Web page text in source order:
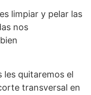
limpiar y pelar las
nos
les quitaremos el
transversal en